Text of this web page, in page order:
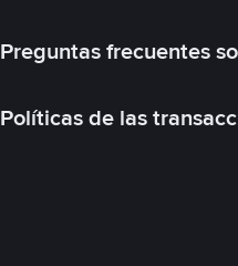
Preguntas frecuentes
Políticas de las